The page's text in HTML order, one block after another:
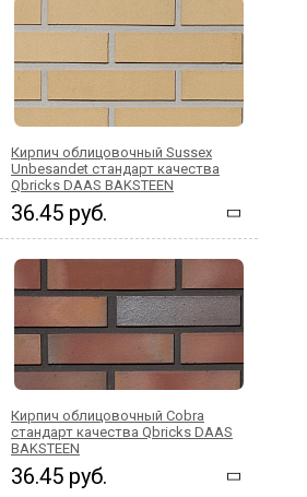
Кирпич облицовочный Sussex
Unbesandet стандарт качества
Qbricks DAAS BAKSTEEN
36.45 руб.
Кирпич облицовочный Cobra
стандарт качества Qbricks DAAS
BAKSTEEN
36.45 руб.